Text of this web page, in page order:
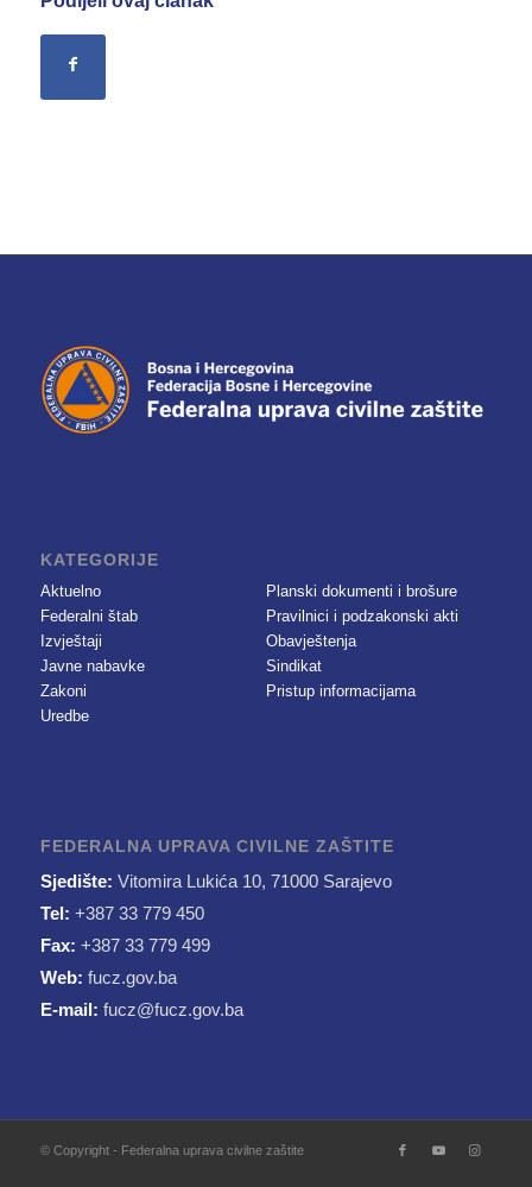
KATEGORIJE
Aktuelno
Federalni štab
Izvještaji
Javne nabavke
Zakoni
Uredbe
Planski dokumenti i brošure
Pravilnici i podzakonski akti
Obavještenja
Sindikat
Pristup informacijama
FEDERALNA UPRAVA CIVILNE ZAŠTITE
Sjedište: Vitomira Lukića 10, 71000 Sarajevo
Tel: +387 33 779 450
Fax: +387 33 779 499
Web: fucz.gov.ba
E-mail: fucz@fucz.gov.ba
© Copyright - Federalna uprava civilne zaštite